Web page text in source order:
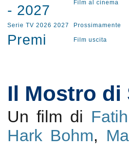
- 2027 Film al cinema
Serie TV 2026 2027 Prossimamente
Premi Film uscita
Il Mostro di
Un film di
Hark Bohm,